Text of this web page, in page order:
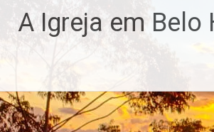
A Igreja em Belo